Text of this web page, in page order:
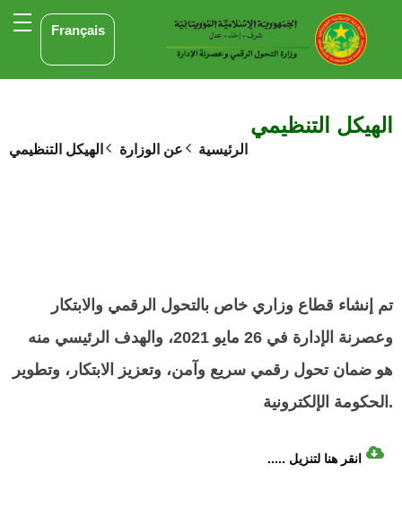
Français
الهيكل التنظيمي
الهيكل التنظيمي عن الوزارة الرئيسية
تم إنشاء قطاع وزاري خاص بالتحول الرقمي والابتكار
وعصرنة الإدارة في 26 مايو 2021، والهدف الرئيسي منه
هو ضمان تحول رقمي سريع وآمن، وتعزيز الابتكار، وتطوير
الحكومة الإلكترونية.
انقر هنا لتنزيل .....